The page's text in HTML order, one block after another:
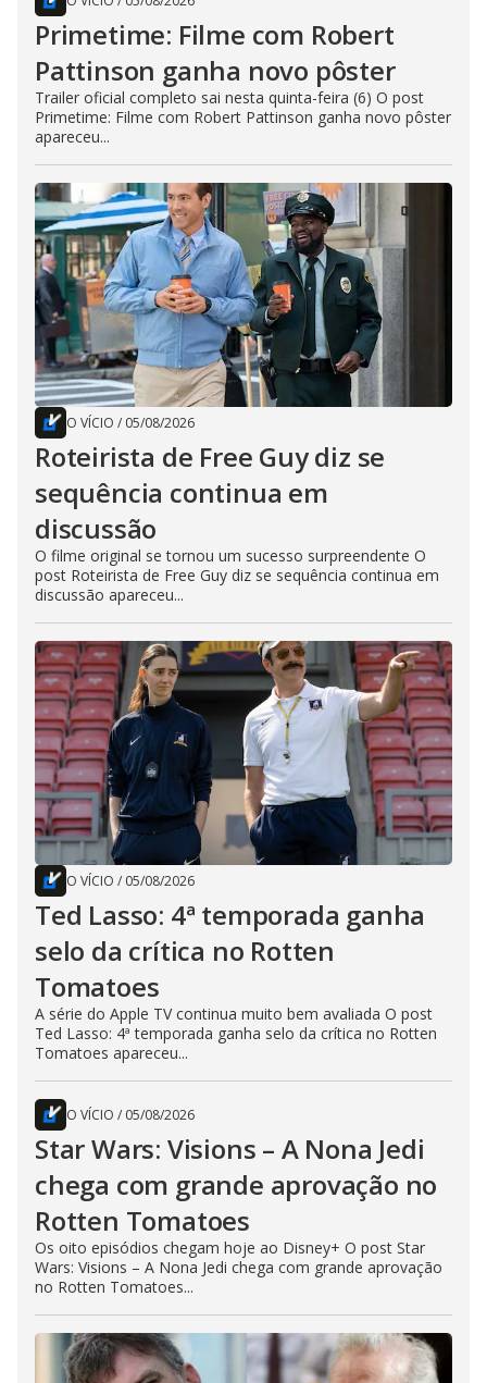
Primetime: Filme com Robert
Pattinson ganha novo pôster
Trailer oficial completo sai nesta quinta-feira (6) O post
Primetime: Filme com Robert Pattinson ganha novo pôster
apareceu...
O VÍCIO / 05/08/2026
Roteirista de Free Guy diz se
sequência continua em
discussão
O filme original se tornou um sucesso surpreendente O
post Roteirista de Free Guy diz se sequência continua em
discussão apareceu...
O VÍCIO / 05/08/2026
Ted Lasso: 4ª temporada ganha
selo da crítica no Rotten
Tomatoes
A série do Apple TV continua muito bem avaliada O post
Ted Lasso: 4ª temporada ganha selo da crítica no Rotten
Tomatoes apareceu...
O VÍCIO / 05/08/2026
Star Wars: Visions – A Nona Jedi
chega com grande aprovação no
Rotten Tomatoes
Os oito episódios chegam hoje ao Disney+ O post Star
Wars: Visions – A Nona Jedi chega com grande aprovação
no Rotten Tomatoes...